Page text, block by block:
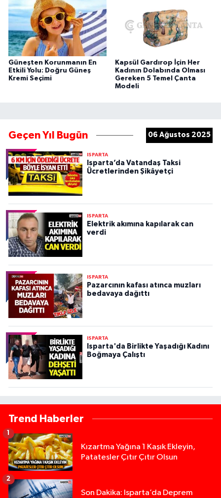
Güneşten Korunmanın En
Etkili Yolu: Doğru Güneş
Kremi Seçimi
Kapsül Gardırop İçin Her
Kadının Dolabında Olması
Gereken 5 Temel Çanta
Modeli
Geçen Yıl Bugün 06 Ağustos 2025
ISPARTA
Isparta’da Vatandaş Taksi
Ücretlerinden Şikâyetçi
ISPARTA
Elektrik akımına kapılarak can
verdi
ISPARTA
Pazarcının kafası atınca muzları
bedavaya dağıttı
ISPARTA
Isparta'da Birlikte Yaşadığı Kadını
Boğmaya Çalıştı
Trend Haberler
Kızartma Yağına 1 Kaşık Ekleyin,
Patatesler Çıtır Çıtır Olsun
1
Son Dakika: Isparta’da Deprem
2